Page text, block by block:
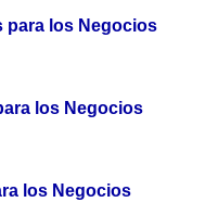
para los Negocios
los Negocios
los Negocios